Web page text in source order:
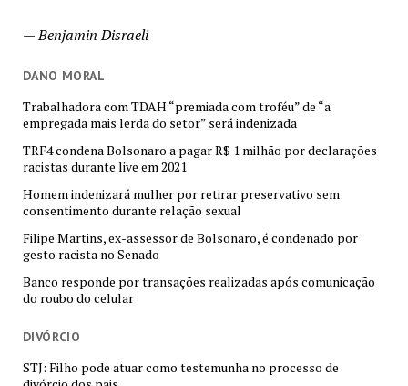
—Benjamin Disraeli
DANO MORAL
Trabalhadora com TDAH “premiada com troféu” de “a
empregada mais lerda do setor” será indenizada
TRF4 condena Bolsonaro a pagar R$ 1 milhão por declarações
racistas durante live em 2021
Homem indenizará mulher por retirar preservativo sem
consentimento durante relação sexual
Filipe Martins, ex-assessor de Bolsonaro, é condenado por
gesto racista no Senado
Banco responde por transações realizadas após comunicação
do roubo do celular
DIVÓRCIO
STJ: Filho pode atuar como testemunha no processo de